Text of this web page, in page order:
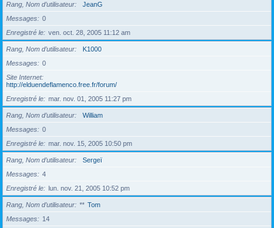
Rang, Nom d’utilisateur
JeanG
Messages
0
Enregistré le
ven. oct. 28, 2005 11:12 am
Rang, Nom d’utilisateur
K1000
Messages
0
Site Internet
http://elduendeflamenco.free.fr/forum/
Enregistré le
mar. nov. 01, 2005 11:27 pm
Rang, Nom d’utilisateur
William
Messages
0
Enregistré le
mar. nov. 15, 2005 10:50 pm
Rang, Nom d’utilisateur
Sergeï
Messages
4
Enregistré le
lun. nov. 21, 2005 10:52 pm
Rang, Nom d’utilisateur ** Tom
Messages
14